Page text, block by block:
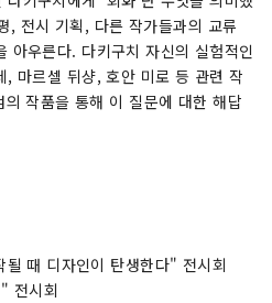
, 전시 기획, 다른 작가들과의 교류
아우른다. 다키구치 자신의 실험적인
, 마르셀 뒤샹, 호안 미로 등 관련 작
작품을 통해 이 질문에 대한 해답
때 디자인이 탄생한다" 전시회
전시회